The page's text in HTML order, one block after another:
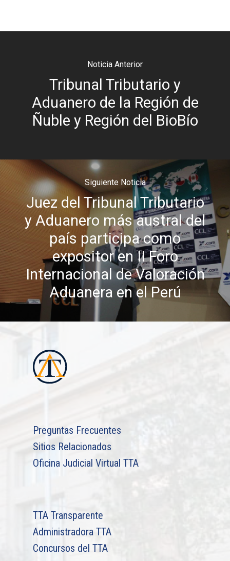
Noticia Anterior
Tribunal Tributario y
Aduanero de la Región de
Ñuble y Región del BioBío
Siguiente Noticia
Juez del Tribunal Tributario
y Aduanero más austral del
país participa como
expositor en II Foro
Internacional de Valoración
Aduanera en el Perú
Preguntas Frecuentes
Sitios Relacionados
Oficina Judicial Virtual TTA
TTA Transparente
Administradora TTA
Concursos del TTA